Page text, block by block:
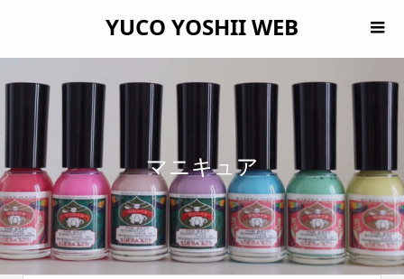
YUCO YOSHII WEB
マニキュア